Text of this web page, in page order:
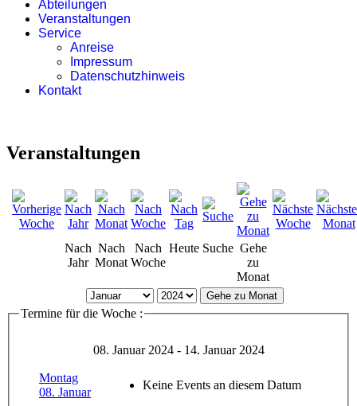
Abteilungen
Veranstaltungen
Service
Anreise
Impressum
Datenschutzhinweis
Kontakt
Veranstaltungen
Nach
Jahr
Nach
Monat
Nach
Woche
Heute Suche Gehe
zu
Monat
Gehe zu Monat
Termine für die Woche :
08. Januar 2024 - 14. Januar 2024
Montag
08. Januar
Keine Events an diesem Datum